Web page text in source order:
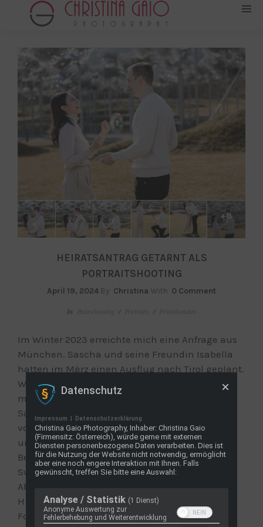
+8
HEIRATSANTRAG GETARNT ALS
PORTRAITSHOOTING
April 19, 2024 Christina 0 Comment
In / /
Im Winter 2023 erreichte mich eine Anfrage aus
München. Sascha und seine Freundin Isabella
hatten im März einen Ausflug nach Tirol geplant.
Was Isabella nicht wusste, ist, dass Sascha sie
mit einem Heiratsantrag überraschen wollte.
Sascha kontaktierte mich ein paar Wochen
vorher, um mich als Fotografin zu engagieren
und um diesen besonderen Moment in ihrer
Beziehung festzuhalten. Wir trafen uns in den
Swarovski Kristallwelten und durften dort nach
Absprache den wunderschönen Park als
Hintergrundkulisse für diese unvergesslichen
Fotos nutzen. Das Wetter war auf unserer Seite,
Datenschutz
Impressum Datenschutzerklärung
Christina Gaio Photography, Inhaber: Christina Gaio
(Firmensitz: Österreich), würde gerne mit externen
Diensten personenbezogene Daten verarbeiten. Dies ist
für die Nutzung der Website nicht notwendig, ermöglicht
aber eine noch engere Interaktion mit Ihnen. Falls
gewünscht, treffen Sie bitte eine Auswahl:
Analyse / Statistik (1 Dienst)
Anonyme Auswertung zur
Fehlerbehebung und Weiterentwicklung